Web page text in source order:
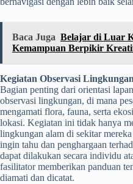
Baca Juga Belajar di Luar
Kemampuan Berpikir
Kegiatan Observasi Lingkungan
Bagian penting dari orientasi
observasi lingkungan, di mana
mengamati flora, fauna, serta
lokasi. Kegiatan ini tidak hanya
lingkungan alam di sekitar
ingin tahu dan penghargaan
dapat dilakukan secara individu
fasilitator memberikan panduan
diamati dan dicatat.